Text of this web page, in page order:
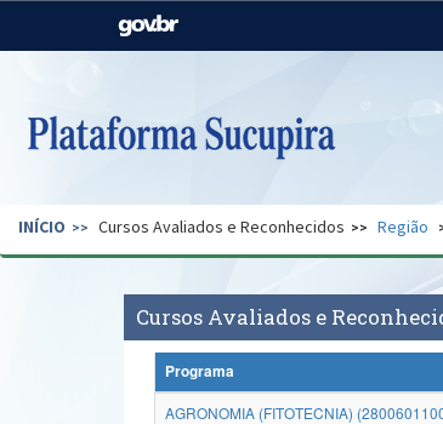
Casa Civil
Pecuária e Abastecimento
Secretaria de Governo Gabinete de
INÍCIO Cursos Avaliados e Reconhecidos Região
Cursos Avaliados e
Programa
AGRONOMIA (FITOTECNIA)